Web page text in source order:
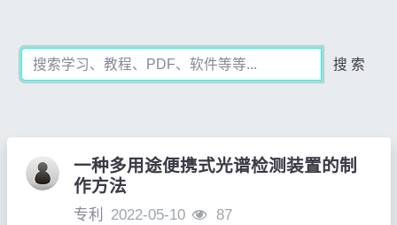
搜 索
一种多用途便携式光谱检测装置的制
作方法
专利 2022-05-10 87